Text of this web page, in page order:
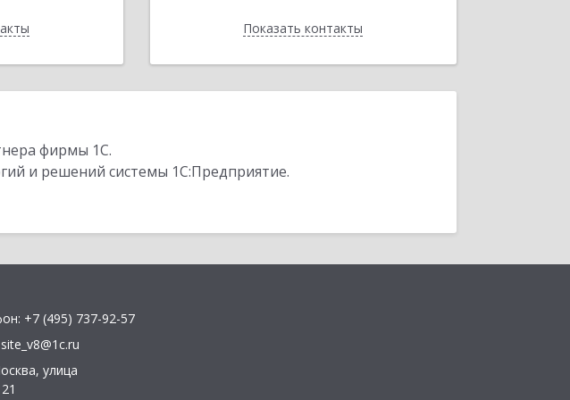
Показать контакты
Назад
фирмы 1С.
и решений системы 1С:Предприятие.
+7 (495) 737-92-57
site_v8@1c.ru
, улица